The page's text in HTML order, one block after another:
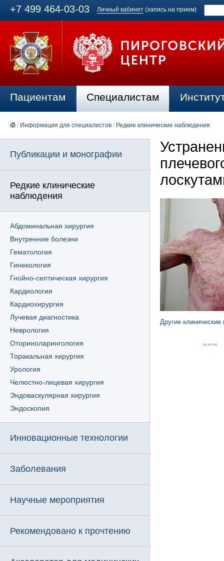
+7 499 464-03-03 Личный кабинет (запись на прием)
Пациентам Специалистам
/ Информация для специалистов / Редкие клинические наблюдения
Публикации и монографии
Редкие клинические
наблюдения
Абдоминальная хирургия
Внутренние болезни
Гематология
Гинекология
Гнойно-септическая хирургия
Кардиология
Кардиохирургия
Лучевая диагностика
Неврология
Оториноларингология
Торакальная хирургия
Урология
Челюстно-лицевая хирургия
Эндоваскулярная хирургия
Эндоскопия
Инновационные технологии
Заболевания
Научные мероприятия
Рекомендовано к прочтению
Другие